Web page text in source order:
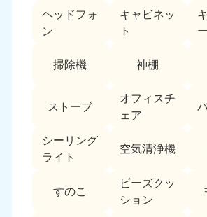
ヘッドフォ
ン
キャビネッ
ト
掃除機 神棚
ストーブ
オフィスチ
ェア
シーリング
ライト
空気清浄機
すのこ
ビーズクッ
ション
福島県
050-1881-5271
東京都
050-1881-5265
9:00〜19:00 年中無休
050-1881-5268
9:00〜19:00 年中無休
050-
9:00〜